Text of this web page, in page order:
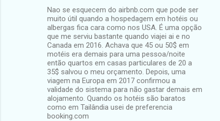
Nao se esquecem do airbnb.com que pode ser
muito útil quando a hospedagem em hotéis ou
albergas fica cara como nos USA. É uma opção
que me serviu bastante quando viajei ai e no
Canada em 2016. Achava que 45 ou 50$ em
motéis era demais para uma pessoa/noite
então quartos em casas particulares de 20 a
35$ salvou o meu orçamento. Depois, uma
viagem na Europa em 2017 confirmou a
validade do sistema para não gastar demais em
alojamento. Quando os hotéis são baratos
como em Tailândia usei de preferencia
booking.com